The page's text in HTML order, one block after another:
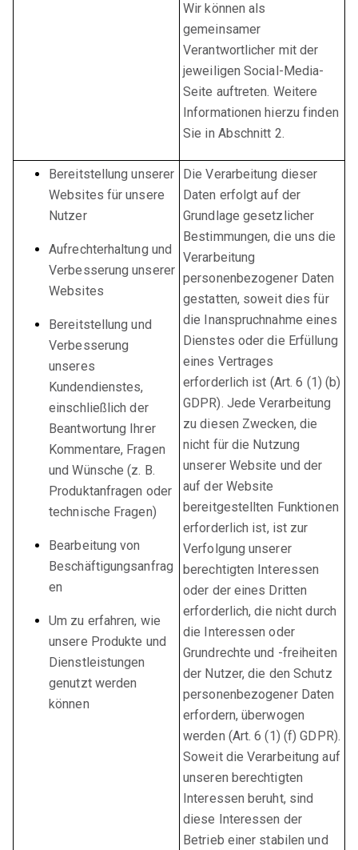
Wir können als
gemeinsamer
Verantwortlicher mit der
jeweiligen Social-Media-
Seite auftreten. Weitere
Informationen hierzu finden
Sie in Abschnitt 2.
Bereitstellung unserer
Websites für unsere
Nutzer
Aufrechterhaltung und
Verbesserung unserer
Websites
Bereitstellung und
Verbesserung
unseres
Kundendienstes,
einschließlich der
Beantwortung Ihrer
Kommentare, Fragen
und Wünsche (z. B.
Produktanfragen oder
technische Fragen)
Bearbeitung von
Beschäftigungsanfrag
en
Um zu erfahren, wie
unsere Produkte und
Dienstleistungen
genutzt werden
können
Die Verarbeitung dieser
Daten erfolgt auf der
Grundlage gesetzlicher
Bestimmungen, die uns die
Verarbeitung
personenbezogener Daten
gestatten, soweit dies für
die Inanspruchnahme eines
Dienstes oder die Erfüllung
eines Vertrages
erforderlich ist (Art. 6 (1) (b)
GDPR). Jede Verarbeitung
zu diesen Zwecken, die
nicht für die Nutzung
unserer Website und der
auf der Website
bereitgestellten Funktionen
erforderlich ist, ist zur
Verfolgung unserer
berechtigten Interessen
oder der eines Dritten
erforderlich, die nicht durch
die Interessen oder
Grundrechte und -freiheiten
der Nutzer, die den Schutz
personenbezogener Daten
erfordern, überwogen
werden (Art. 6 (1) (f) GDPR).
Soweit die Verarbeitung auf
unseren berechtigten
Interessen beruht, sind
diese Interessen der
Betrieb einer stabilen und